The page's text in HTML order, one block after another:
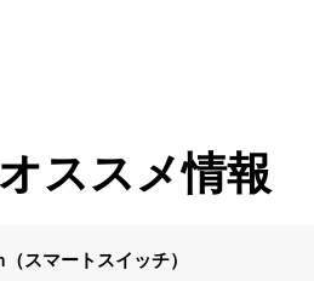
ススメ情報
スマートスイッチ）